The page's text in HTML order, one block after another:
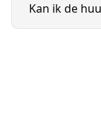
Kan ik de